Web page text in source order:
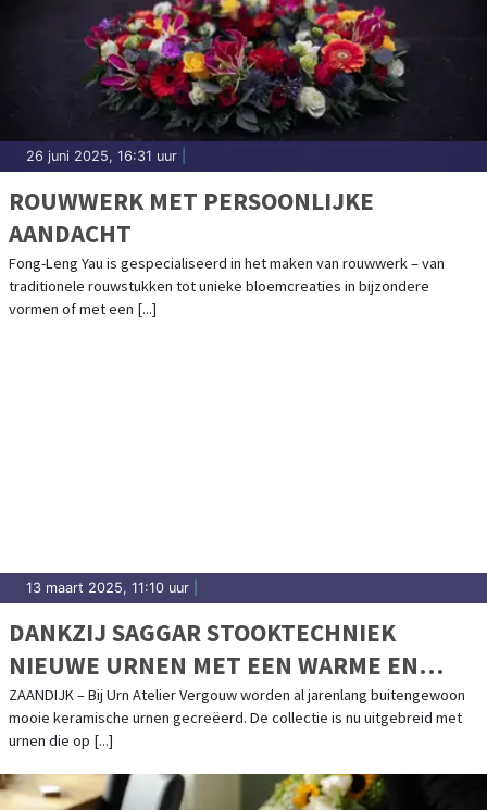
26 juni 2025, 16:31 uur
ROUWWERK MET PERSOONLIJKE
AANDACHT
Fong-Leng Yau is gespecialiseerd in het maken van rouwwerk – van
traditionele rouwstukken tot unieke bloemcreaties in bijzondere
vormen of met een [...]
13 maart 2025, 11:10 uur
DANKZIJ SAGGAR STOOKTECHNIEK
NIEUWE URNEN MET EEN WARME EN
NATUURLIJKE UITSTRALING
ZAANDIJK – Bij Urn Atelier Vergouw worden al jarenlang buitengewoon
mooie keramische urnen gecreëerd. De collectie is nu uitgebreid met
urnen die op [...]